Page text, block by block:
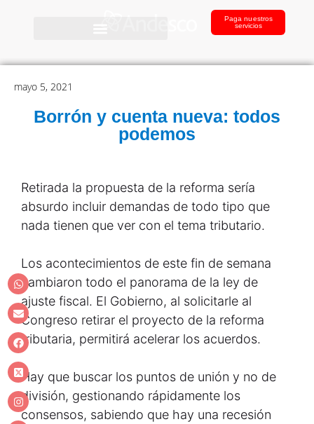
Paga nuestros
servicios
mayo 5, 2021
Borrón y cuenta nueva: todos
podemos
Retirada la propuesta de la reforma sería
absurdo incluir demandas de todo tipo que
nada tienen que ver con el tema tributario.
Los acontecimientos de este fin de semana
cambiaron todo el panorama de la ley de
ajuste fiscal. El Gobierno, al solicitarle al
Congreso retirar el proyecto de la reforma
tributaria, permitirá acelerar los acuerdos.
Hay que buscar los puntos de unión y no de
división, gestionando rápidamente los
consensos, sabiendo que hay una recesión